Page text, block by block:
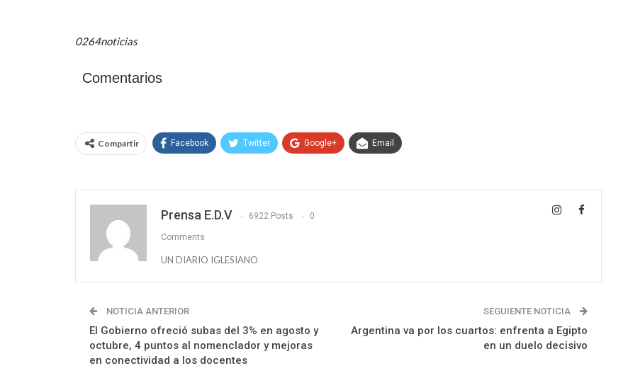
0264noticias
Comentarios
Compartir Facebook Twitter Google+ Email
Prensa E.D.V 6922 Posts 0
Comments
UN DIARIO IGLESIANO
NOTICIA ANTERIOR
El Gobierno ofreció subas del 3% en agosto y
octubre, 4 puntos al nomenclador y mejoras
en conectividad a los docentes
SEGUIENTE NOTICIA
Argentina va por los cuartos: enfrenta a Egipto
en un duelo decisivo